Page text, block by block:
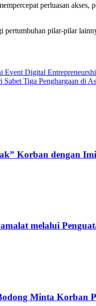
perluasan
pilar-pilar
Event Digital
Tiga Penghargaan di
Korban dengan
melalui
Minta Korban